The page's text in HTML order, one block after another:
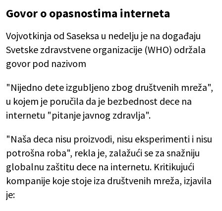
Govor o opasnostima interneta
Vojvotkinja od Saseksa u nedelju je na događaju
Svetske zdravstvene organizacije (WHO) održala
govor pod nazivom
"Nijedno dete izgubljeno zbog društvenih mreža",
u kojem je poručila da je bezbednost dece na
internetu "pitanje javnog zdravlja".
"Naša deca nisu proizvodi, nisu eksperimenti i nisu
potrošna roba", rekla je, zalažući se za snažniju
globalnu zaštitu dece na internetu. Kritikujući
kompanije koje stoje iza društvenih mreža, izjavila
je: